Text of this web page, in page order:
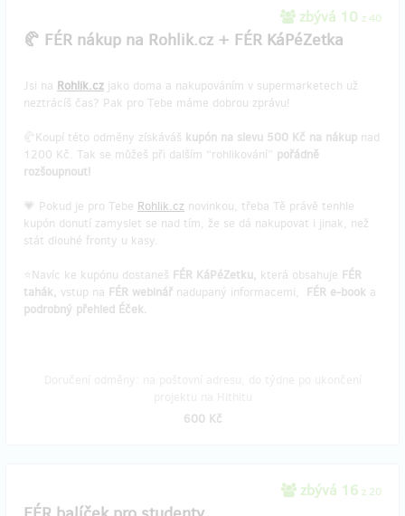
zbývá 10 z 40
🥐 FÉR nákup na Rohlik.cz + FÉR KáPéZetka
Jsi na Rohlik.cz jako doma a nakupováním v supermarketech už
neztrácíš čas? Pak pro Tebe máme dobrou zprávu!
🥐Koupí této odměny získáváš kupón na slevu 500 Kč na nákup nad
1200 Kč. Tak se můžeš při dalším “rohlikování” pořádně
rozšoupnout!
💗 Pokud je pro Tebe Rohlik.cz novinkou, třeba Tě právě tenhle
kupón donutí zamyslet se nad tím, že se dá nakupovat i jinak, než
stát dlouhé fronty u kasy.
⭐Navíc ke kupónu dostaneš FÉR KáPéZetku, která obsahuje FÉR
tahák, vstup na FÉR webinář nadupaný informacemi, FÉR e-book a
podrobný přehled Éček.
600 Kč
zbývá 16 z 20